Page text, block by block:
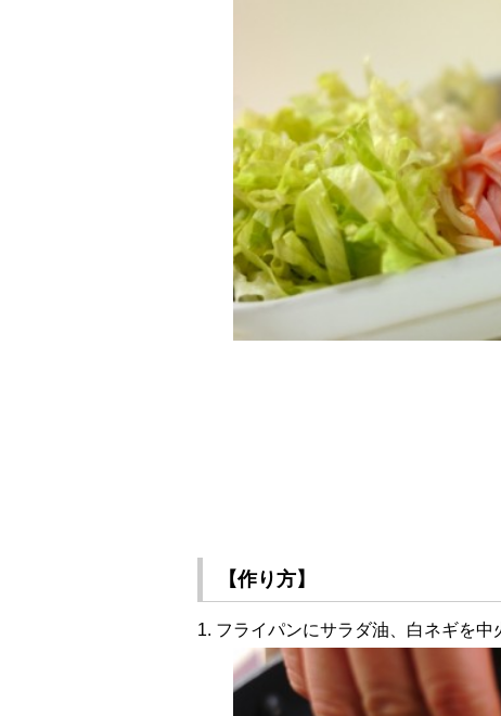
【作り方】
1. フライパンにサラダ油、白ネギを中